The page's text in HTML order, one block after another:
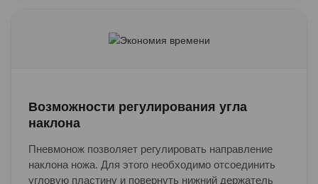
Возможности регулирования угла
наклона
Пневмонож позволяет регулировать направление
наклона ножа. Для этого необходимо отсоединить
угловую пластину и повернуть нижний держатель